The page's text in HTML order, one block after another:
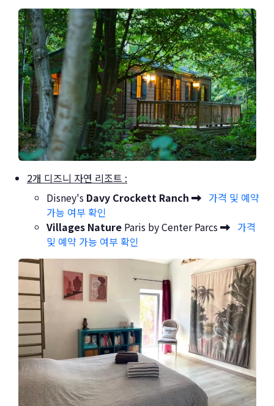
2개 디즈니 자연 리조트 :
Disney's Davy Crockett Ranch
가격 및 예약
가능 여부 확인
Villages Nature Paris by Center Parcs
가격
및 예약 가능 여부 확인